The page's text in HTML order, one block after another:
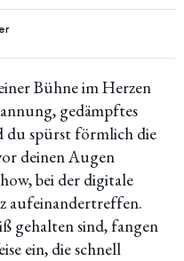
Bühne im Herzen
gedämpftes
du spürst förmlich die
deinen Augen
bei der digitale
aufeinandertreffen.
gehalten sind, fangen
ein, die schnell